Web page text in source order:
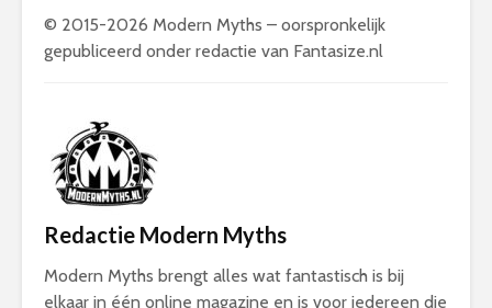
© 2015-2026 Modern Myths – oorspronkelijk
gepubliceerd onder redactie van Fantasize.nl
Redactie Modern Myths
Modern Myths brengt alles wat fantastisch is bij
elkaar in één online magazine en is voor iedereen die